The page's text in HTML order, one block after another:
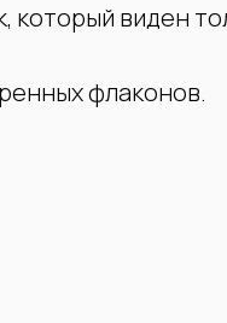
виден
флаконов.